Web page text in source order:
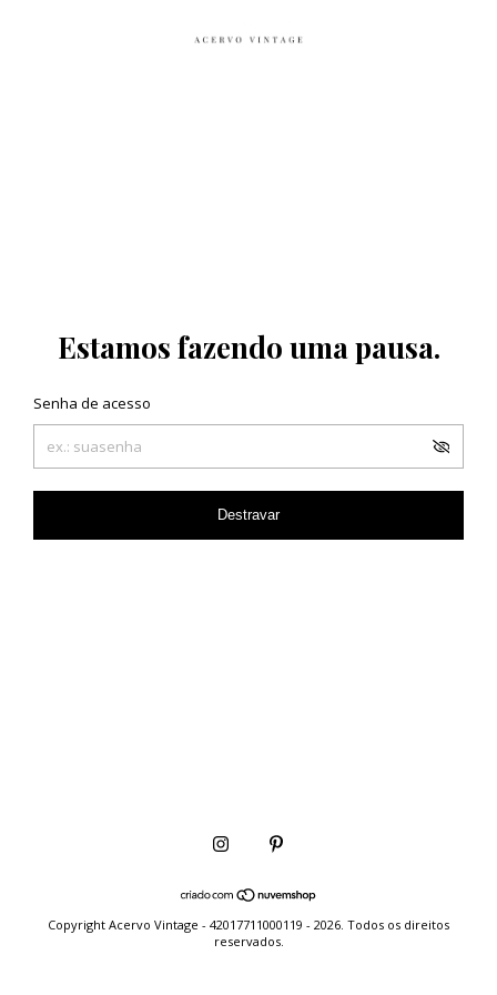
Estamos fazendo uma pausa.
Senha de acesso
Destravar
Copyright Acervo Vintage - 42017711000119 - 2026. Todos os direitos
reservados.